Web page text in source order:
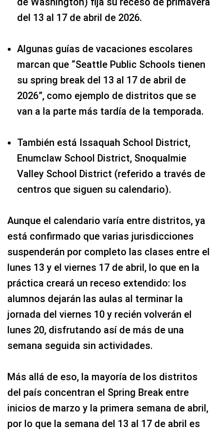
del 13 al 17 de abril de 2026.
Algunas guías de vacaciones escolares
marcan que “Seattle Public Schools tienen
su spring break del 13 al 17 de abril de
2026”, como ejemplo de distritos que se
van a la parte más tardía de la temporada.
También está Issaquah School District,
Enumclaw School District, Snoqualmie
Valley School District (referido a través de
centros que siguen su calendario).
Aunque el calendario varía entre distritos, ya
está confirmado que varias jurisdicciones
suspenderán por completo las clases entre el
lunes 13 y el viernes 17 de abril, lo que en la
práctica creará un receso extendido: los
alumnos dejarán las aulas al terminar la
jornada del viernes 10 y recién volverán el
lunes 20, disfrutando así de más de una
semana seguida sin actividades.
Más allá de eso, la mayoría de los distritos
del país concentran el Spring Break entre
inicios de marzo y la primera semana de abril,
por lo que la semana del 13 al 17 de abril es